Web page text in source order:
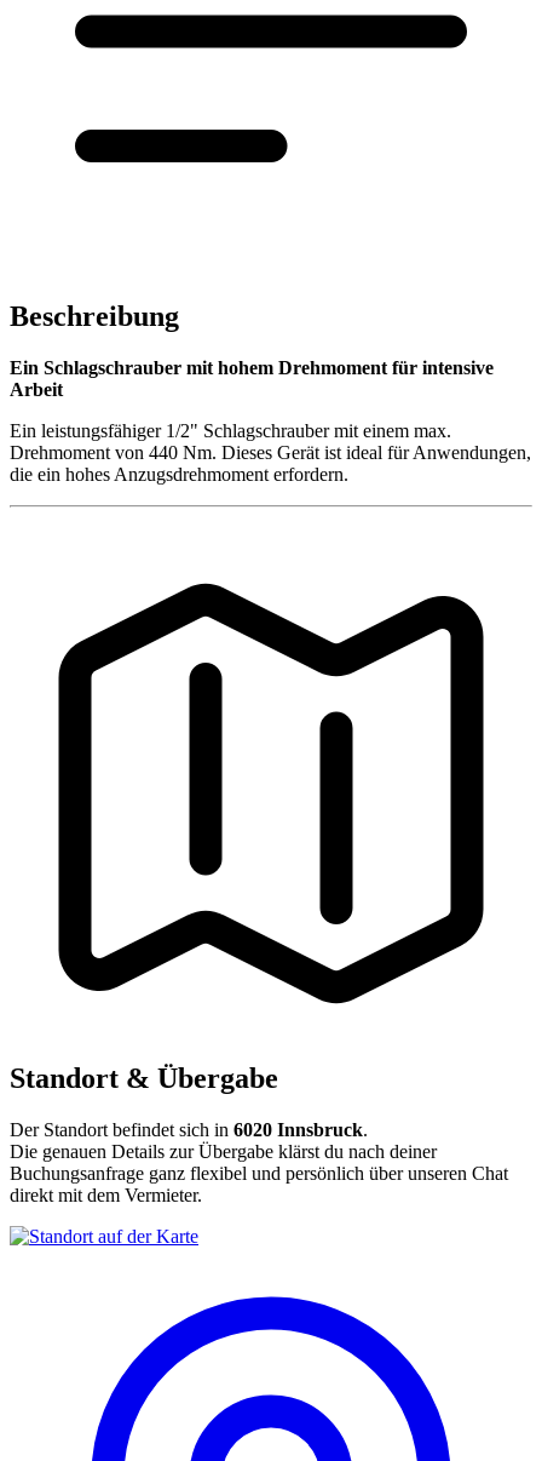
Beschreibung
Ein Schlagschrauber mit hohem Drehmoment für intensive
Arbeit
Ein leistungsfähiger 1/2" Schlagschrauber mit einem max.
Drehmoment von 440 Nm. Dieses Gerät ist ideal für Anwendungen,
die ein hohes Anzugsdrehmoment erfordern.
Standort & Übergabe
Der Standort befindet sich in 6020 Innsbruck.
Die genauen Details zur Übergabe klärst du nach deiner
Buchungsanfrage ganz flexibel und persönlich über unseren Chat
direkt mit dem Vermieter.